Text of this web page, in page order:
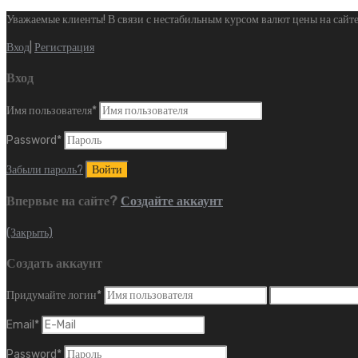
Уважаемые клиенты! В связи с нестабильным курсом валют цены на
Вход Регистрация
Вход
Имя пользователя*
Password*
Забыли пароль?
Впервые на сайте? Создайте аккаунт
(Закрыть)
Создать аккаунт
Придумайте логин*
Email *
Password*